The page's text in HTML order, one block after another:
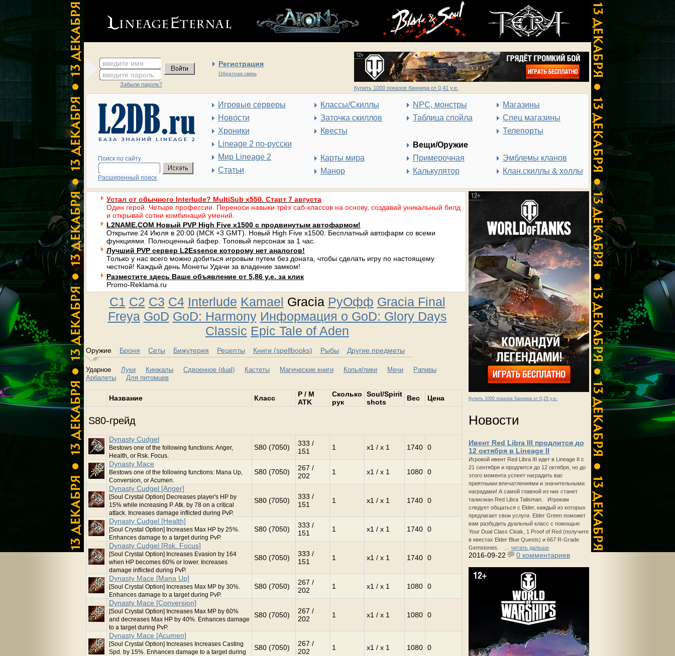
введите имя Регистрация
Обратная связь
введите пароль
Забыли пароль?
Купить 1000 показов баннера от 0,41 у.е.
Поиск по сайту
Расширенный поиск
Игровые серверы
Новости
Хроники
Lineage 2 по-русски
Мир Lineage 2
Статьи
Классы/Скиллы
Заточка скиллов
Квесты
Карты мира
Манор
NPC, монстры
Таблица спойла
Вещи/Оружие
Примерочная
Калькулятор
Магазины
Спец магазины
Телепорты
Эмблемы кланов
Клан.скиллы & холлы
Купить 1000 показов баннера от 0,25 у.е.
Новости
Ивент Red Libra III продлится до
12 октября в Lineage II
Игровой ивент Red Libra III идет в Lineage II с
21 сентября и продлится до 12 октября, но до
этого момента успеет наградить вас
приятными впечатлениями и значительными
наградами! А самой главной из них станет
талисман Red Libra Talisman. Игрокам
следует общаться с Elder, каждый из которых
предлагает свои услуги. Elder Green поможет
вам разбудить дуальный класс с помощью
Your Dual Class Cloak, 1 Proof of Red (получите
в квестах Elder Blue Quests) и 667 R-Grade
Gemstones. ... читать дальше
2016-09-22 0 комментариев
Устал от обычного Interlude? MultiSub x550. Старт 7 августа
Один герой. Четыре профессии. Переноси навыки трёх саб-классов на основу, создавай уникальный билд
и открывай сотни комбинаций умений.
L2NAME.COM Новый PVP High Five x1500 с продвинутым автофармом!
Открытие 24 Июля в 20:00 (МСК +3 GMT). Новый High Five x1500. Бесплатный автофарм со всеми
функциями. Полноценный бафер. Топовый персонаж за 1 час.
Лучший PVP сервер L2Essence которому нет аналогов!
Только у нас всего можно добиться игровым путем без доната, чтобы сделать игру по настоящему
честной! Каждый день Монеты Удачи за владение замком!
Разместите здесь Ваше объявление от 5,86 у.е. за клик
Promo-Reklama.ru
C1 C2 C3 C4 Interlude Kamael Gracia РуОфф Gracia Final
Freya GoD GoD: Harmony Информация о GoD: Glory Days
Classic Epic Tale of Aden
Оружие Броня Сеты Бижутерия Рецепты Книги (spellbooks) Рыбы Другие предметы
Ударное Луки Кинжалы Сдвоенное (dual) Кастеты Магические книги Копья/пики Мечи
Рапиры
Арбалеты
Для питомцев
Название Класс
P / M
ATK
Сколько
рук
Soul/Spirit
shots
Вес Цена
S80-грейд
Dynasty Cudgel
Bestows one of the following functions: Anger,
Health, or Rsk. Focus.
S80 (7050)
333 /
151
1 x1 / x 1 1740 0
Dynasty Mace
Bestows one of the following functions: Mana Up,
Conversion, or Acumen.
S80 (7050)
267 /
202
1 x1 / x 1 1080 0
Dynasty Cudgel [Anger]
[Soul Crystal Option] Decreases player's HP by
15% while increasing P. Atk. by 78 on a critical
attack. Increases damage inflicted during PvP.
S80 (7050)
333 /
151
1 x1 / x 1 1740 0
Dynasty Cudgel [Health]
[Soul Crystal Option] Increases Max HP by 25%.
Enhances damage to a target during PvP.
S80 (7050)
333 /
151
1 x1 / x 1 1740 0
Dynasty Cudgel [Rsk. Focus]
[Soul Crystal Option] Increases Evasion by 164
when HP becomes 60% or lower. Increases
damage inflicted during PvP.
S80 (7050)
333 /
151
1 x1 / x 1 1740 0
Dynasty Mace [Mana Up]
[Soul Crystal Option] Increases Max MP by 30%.
Enhances damage to a target during PvP.
S80 (7050)
267 /
202
1 x1 / x 1 1080 0
Dynasty Mace [Conversion]
[Soul Crystal Option] Increases Max MP by 60%
and decreases Max HP by 40%. Enhances damage
to a target during PvP.
S80 (7050)
267 /
202
1 x1 / x 1 1080 0
Dynasty Mace [Acumen]
[Soul Crystal Option] Increases Increases Casting
Spd. by 15%. Enhances damage to a target during
S80 (7050)
267 /
202
1 x1 / x 1 1080 0